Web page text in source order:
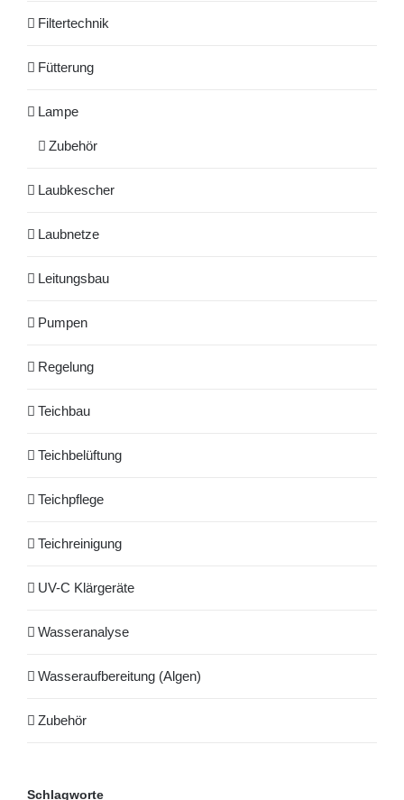
Filtertechnik
Fütterung
Lampe
Zubehör
Laubkescher
Laubnetze
Leitungsbau
Pumpen
Regelung
Teichbau
Teichbelüftung
Teichpflege
Teichreinigung
UV-C Klärgeräte
Wasseranalyse
Wasseraufbereitung (Algen)
Zubehör
Schlagworte